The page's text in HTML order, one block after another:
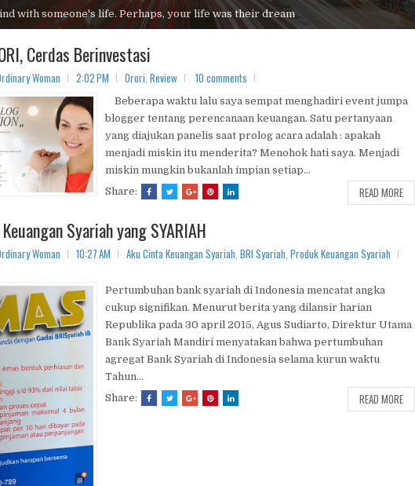
with someone's life. Perhaps, your life was their dream
Cerdas Berinvestasi
Woman 2:02 PM Orori, Review 10 comments
Beberapa waktu lalu saya sempat menghadiri event jumpa
blogger tentang perencanaan keuangan. Satu pertanyaan
yang diajukan panelis saat prolog acara adalah : apakah
menjadi miskin itu menderita? Menohok hati saya. Menjadi
miskin mungkin bukanlah impian setiap...
Share:
READ MORE
Syariah yang SYARIAH
Woman 10:27 AM Aku Cinta Keuangan Syariah, BRI Syariah, Produk Keuangan Syariah
Pertumbuhan bank syariah di Indonesia mencatat angka
cukup signifikan. Menurut berita yang dilansir harian
Republika pada 30 april 2015, Agus Sudiarto, Direktur Utama
Bank Syariah Mandiri menyatakan bahwa pertumbuhan
agregat Bank Syariah di Indonesia selama kurun waktu
Tahun...
Share:
READ MORE